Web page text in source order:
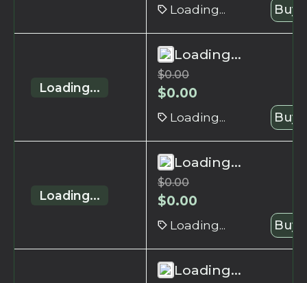
Loading... Buy
Loading...
Loading...
$0.00
$0.00
Loading... Buy
Loading...
Loading...
$0.00
$0.00
Loading... Buy
Loading...